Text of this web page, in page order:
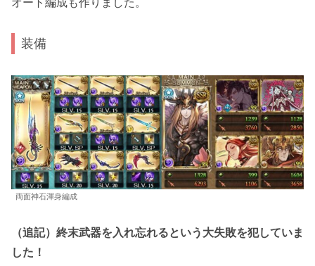
オート編成も作りました。
装備
両面神石渾身編成
（追記）終末武器を入れ忘れるという大失敗を犯していま
した！